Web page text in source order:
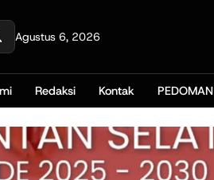
Agustus 6, 2026
Redaksi Kontak PEDOMAN